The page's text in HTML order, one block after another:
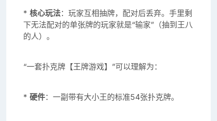
* 核心玩法：玩家互相抽牌，配对后丢弃。手里剩
下无法配对的单张牌的玩家就是“输家”（抽到王八
的人）。
“一套扑克牌【王牌游戏】”可以理解为：
* 硬件：一副带有大小王的标准54张扑克牌。